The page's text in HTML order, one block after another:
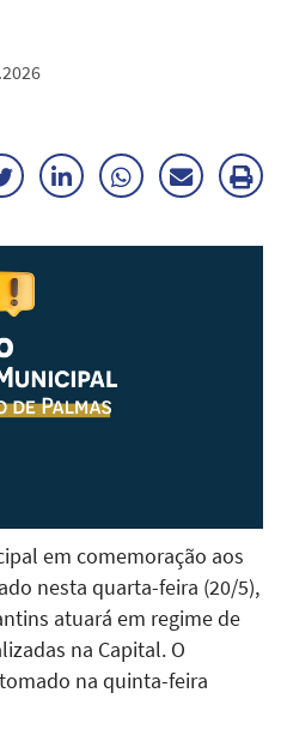
TwitterLinkedInWhatsApp
Enviar
em comemoração aos
nesta quarta-feira (20/5),
atuará em regime de
na Capital. O
na quinta-feira